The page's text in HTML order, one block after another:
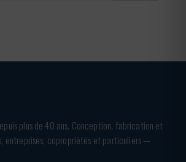
plus de 40 ans. Conception, fabrication et
entreprises, copropriétés et particuliers —